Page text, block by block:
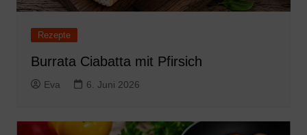
Rezepte
Burrata Ciabatta mit Pfirsich
Eva 6. Juni 2026